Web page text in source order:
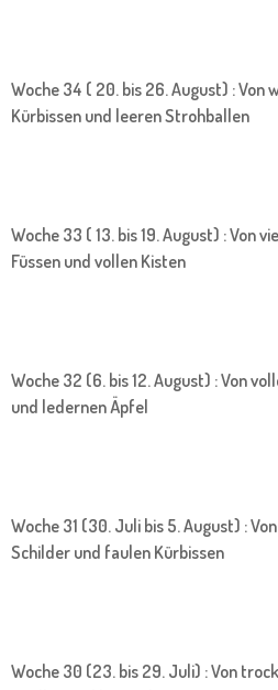
Woche 34 ( 20. bis 26. August) : Von
Kürbissen und leeren Strohballen
Woche 33 ( 13. bis 19. August) : Von
Füssen und vollen Kisten
Woche 32 (6. bis 12. August) : Von
und ledernen Äpfel
Woche 31 (30. Juli bis 5. August) :
Schilder und faulen Kürbissen
Woche 30 (23. bis 29. Juli) : Von